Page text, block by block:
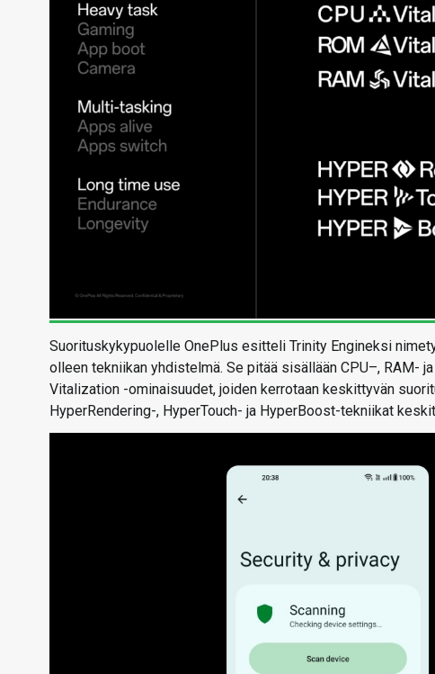
Suorituskykypuolelle OnePlus esitteli Trinity Engineksi
olleen tekniikan yhdistelmä. Se pitää sisällään CPU–, RAM- ja
Vitalization -ominaisuudet, joiden kerrotaan keskittyvän
HyperRendering-, HyperTouch- ja HyperBoost-tekniikat